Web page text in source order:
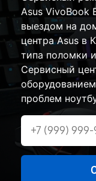
Asus VivoBook
выездом на
центра Asus в
типа поломки
Сервисный
проблем